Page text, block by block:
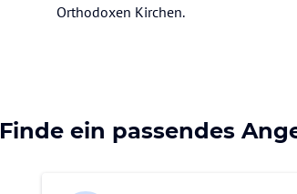
Orthodoxen Kirchen.
Finde ein passendes